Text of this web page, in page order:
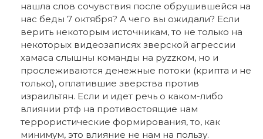
нашла слов сочувствия после обрушившейся на
нас беды 7 октября? А чего вы ожидали? Если
верить некоторым источникам, то не только на
некоторых видеозаписях зверской агрессии
хамаса слышны команды на руzzком, но и
прослеживаются денежные потоки (крипта и не
только), оплатившие зверства против
израильтян. Если и идет речь о каком-либо
влиянии ртф на противостоящие нам
террористические формирования, то, как
минимум, это влияние не нам на пользу.